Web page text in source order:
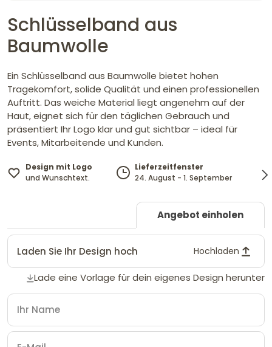
Schlüsselband aus
Baumwolle
Ein Schlüsselband aus Baumwolle bietet hohen
Tragekomfort, solide Qualität und einen professionellen
Auftritt. Das weiche Material liegt angenehm auf der
Haut, eignet sich für den täglichen Gebrauch und
präsentiert Ihr Logo klar und gut sichtbar – ideal für
Events, Mitarbeitende und Kunden.
Design mit Logo
und Wunschtext.
Lieferzeitfenster
24. August - 1. September
Angebot einholen
Laden Sie Ihr Design hoch Hochladen
Lade eine Vorlage für dein eigenes Design herunter